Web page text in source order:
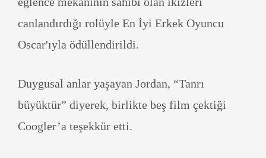
canlandırdığı rolüyle En İyi Erkek Oyuncu
Oscar'ıyla ödüllendirildi.
Duygusal anlar yaşayan Jordan, “Tanrı
büyüktür” diyerek, birlikte beş film çektiği
Coogler’a teşekkür etti.